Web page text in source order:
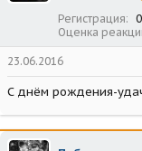
Регистрация
Оценка
23.06.2016
С днём рождения-